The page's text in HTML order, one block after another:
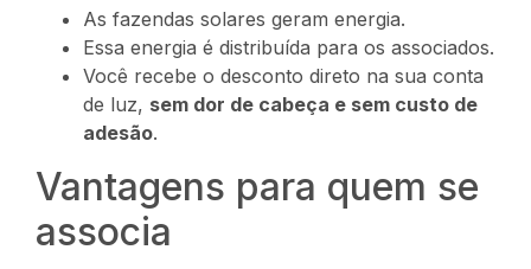
As fazendas solares geram energia.
Essa energia é distribuída para os associados.
Você recebe o desconto direto na sua conta
de luz, sem dor de cabeça e sem custo de
adesão.
Vantagens para quem se
associa